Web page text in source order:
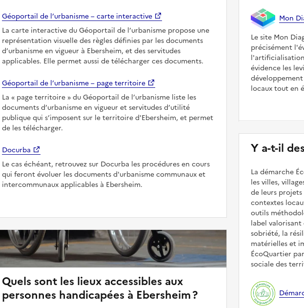
Géoportail de l’urbanisme – carte interactive
La carte interactive du Géoportail de l’urbanisme propose une
représentation visuelle des règles définies par les documents
d’urbanisme en vigueur à Ebersheim, et des servitudes
applicables. Elle permet aussi de télécharger ces documents.
Géoportail de l’urbanisme – page territoire
La
page territoire
du Géoportail de l’urbanisme liste les
documents d’urbanisme en vigueur et servitudes d’utilité
publique qui s’imposent sur le territoire d'Ebersheim, et permet
de les télécharger.
Docurba
Le cas échéant, retrouvez sur Docurba les procédures en cours
qui feront évoluer les documents d'urbanisme communaux et
intercommunaux applicables à Ebersheim.
Quels sont les lieux accessibles aux
personnes handicapées à Ebersheim ?
Mon
Le site Mon
précisément
l'artificialisation
évidence les
locaux tout en
Y a-t-il
La démarche
les villes,
de leurs
contextes
outils
label valorisant
sobriété, la
matérielles et
ÉcoQuartier
sociale des